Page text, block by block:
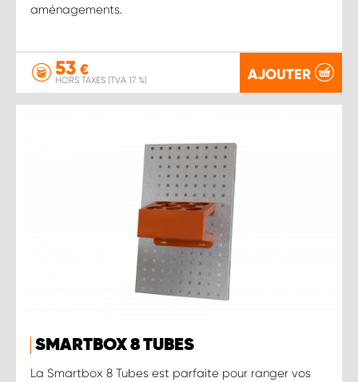
aménagements.
53 €
HORS TAXES (TVA 17 %) AJOUTER
SMARTBOX 8 TUBES
La Smartbox 8 Tubes est parfaite pour ranger vos